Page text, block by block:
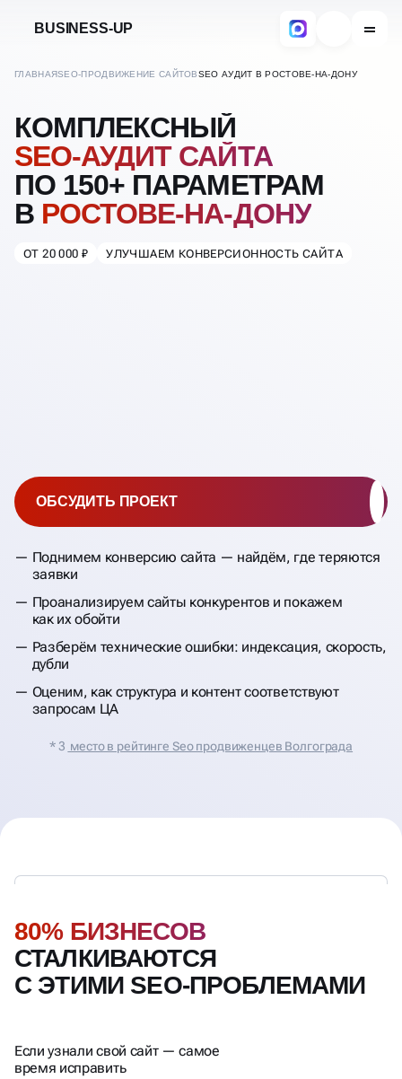
BUSINESS-UP
ГЛАВНАЯSEO-ПРОДВИЖЕНИЕ САЙТОВSEO АУДИТ В РОСТОВЕ-НА-ДОНУ
КОМПЛЕКСНЫЙ
SEO-АУДИТ САЙТА
ПО 150+ ПАРАМЕТРАМ
В РОСТОВЕ-НА-ДОНУ
ОТ 20 000 ₽ УЛУЧШАЕМ КОНВЕРСИОННОСТЬ САЙТА
Поднимем конверсию сайта — найдём, где теряются
заявки
Проанализируем сайты конкурентов и покажем
как их обойти
Разберём технические ошибки: индексация, скорость,
дубли
Оценим, как структура и контент соответствуют
запросам ЦА
ОБСУДИТЬ ПРОЕКТ
* 3 место в рейтинге Seo продвиженцев Волгограда
80% БИЗНЕСОВ
СТАЛКИВАЮТСЯ
С ЭТИМИ SEO-ПРОБЛЕМАМИ
Если узнали свой сайт — самое
время исправить